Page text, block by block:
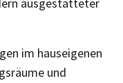
ausgestatteter
im hauseigenen
und